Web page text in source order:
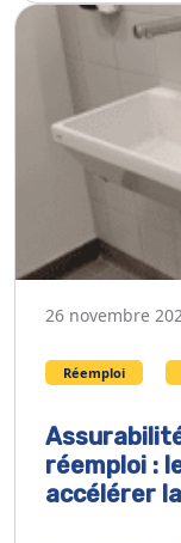
26 novembre
Réemploi
réemploi :
accélérer